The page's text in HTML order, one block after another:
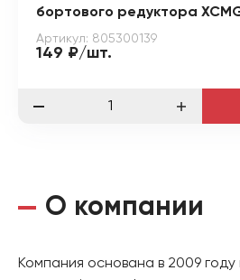
бортового редуктора
Артикул: 805300139
149 ₽/шт.
О компании
Компания основана в 2009